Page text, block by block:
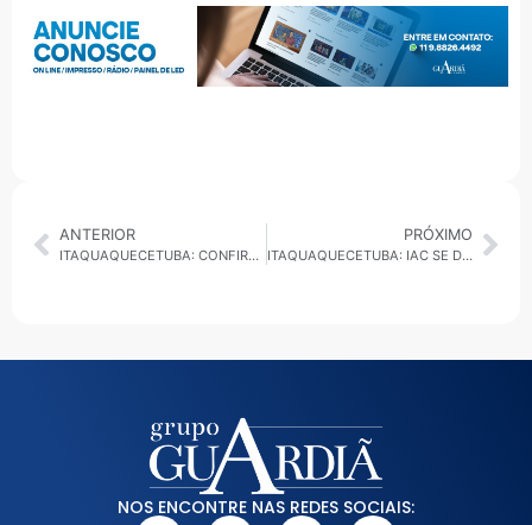
ANTERIOR
ITAQUAQUECETUBA: CONFIRA AS VAGAS DE EMPREGO DA SEMANA NA CIDADE
PRÓXIMO
ITAQUAQUECETUBA: IAC SE DESPEDE DA COPINHA APÓS DUELO EQUILIBRADO E DECISÃO NOS PÊNALTIS CONTRA O BOTAFOGO
NOS ENCONTRE NAS REDES SOCIAIS: